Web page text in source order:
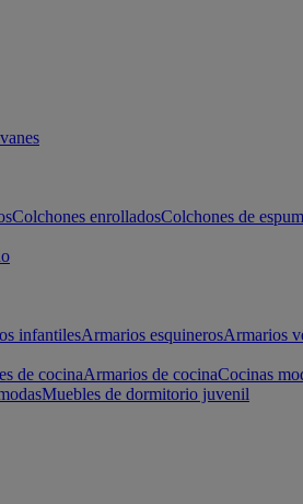
Colchones enrolladosColchones de
infantilesArmarios esquinerosArmarios
de cocinaArmarios de cocinaCocinas
Muebles de dormitorio juvenil